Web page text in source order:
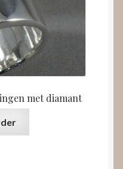
met diamant